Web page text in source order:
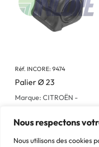
Nous respectons
Nous utilisons des cookies
Réf. INCORE: 9474
Palier Ø 23
Marque: CITROËN -
Poids: 0.124 kg